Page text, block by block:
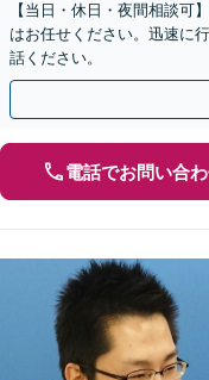
【当日・休日・夜間相談可
はお任せください。迅速に
話ください。
電話でお問い合